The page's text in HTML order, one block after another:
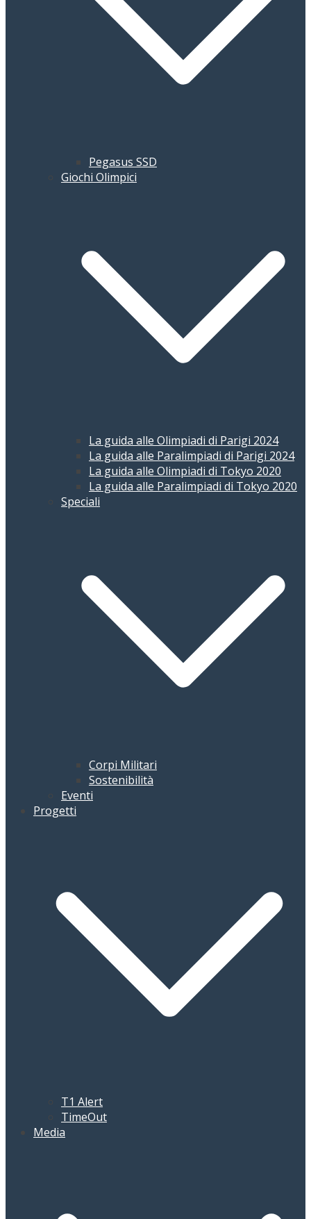
Pegasus SSD
Giochi Olimpici
La guida alle Olimpiadi di Parigi 2024
La guida alle Paralimpiadi di Parigi 2024
La guida alle Olimpiadi di Tokyo 2020
La guida alle Paralimpiadi di Tokyo 2020
Speciali
Corpi Militari
Sostenibilità
Eventi
Progetti
T1 Alert
TimeOut
Media